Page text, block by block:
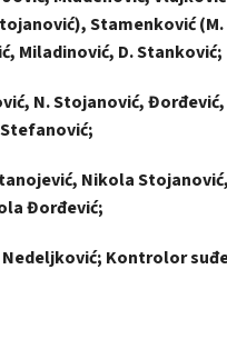
Stamenković
Miladinović, D. Stanković;
N. Stojanović, Đorđević,
Nikola
Đorđević;
Nedeljković; Kontrolor